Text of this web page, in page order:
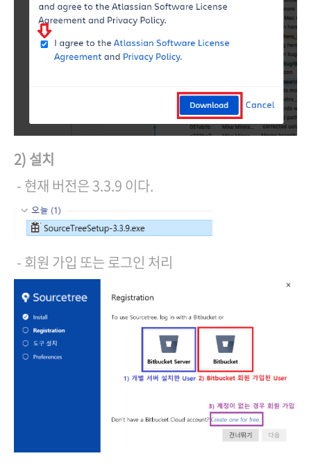
2) 설치
- 현재 버전은 3.3.9 이다.
- 회원 가입 또는 로그인 처리